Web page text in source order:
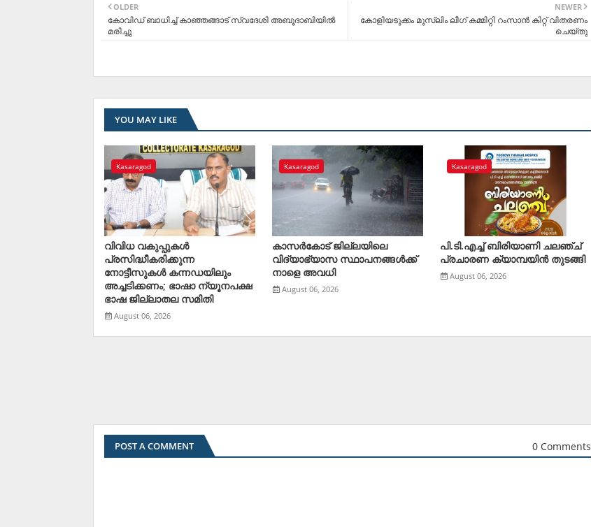
NEWER
കോളിയടുക്കം മുസ്ലിം ലീഗ് കമ്മിറ്റി റംസാന്‍ കിറ്റ് വിതരണം
ചെയ്തു
OLDER
കോവിഡ് ബാധിച്ച് കാഞ്ഞങ്ങാട് സ്വദേശി അബൂദാബിയില്‍
മരിച്ചു
YOU MAY LIKE
Kasaragod
വിവിധ വകുപ്പുകള്‍
പ്രസിദ്ധീകരിക്കുന്ന
നോട്ടീസുകള്‍ കന്നഡയിലും
അച്ചടിക്കണം; ഭാഷാ ന്യൂനപക്ഷ
ഭാഷ ജില്ലാതല സമിതി
August 06, 2026
Kasaragod
കാസര്‍കോട് ജില്ലയിലെ
വിദ്യാഭ്യാസ സ്ഥാപനങ്ങള്‍ക്ക്
നാളെ അവധി
August 06, 2026
Kasaragod
പി.ടി.എച്ച് ബിരിയാണി ചലഞ്ച്
പ്രചാരണ ക്യാമ്പയിൻ തുടങ്ങി
August 06, 2026
POST A COMMENT 0 Comments